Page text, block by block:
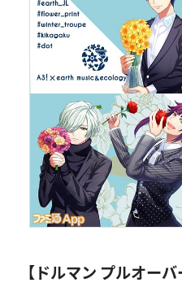
【ドルマン プルオーバ